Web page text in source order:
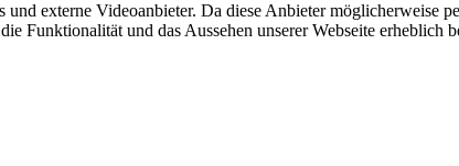
externe Videoanbieter. Da diese Anbieter möglicherweise
Funktionalität und das Aussehen unserer Webseite